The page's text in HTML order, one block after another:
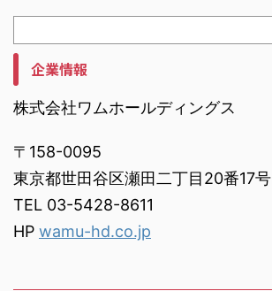
企業情報
株式会社ワムホールディングス
〒158-0095
東京都世田谷区瀬田二丁目20番17号
TEL 03-5428-8611
HP wamu-hd.co.jp